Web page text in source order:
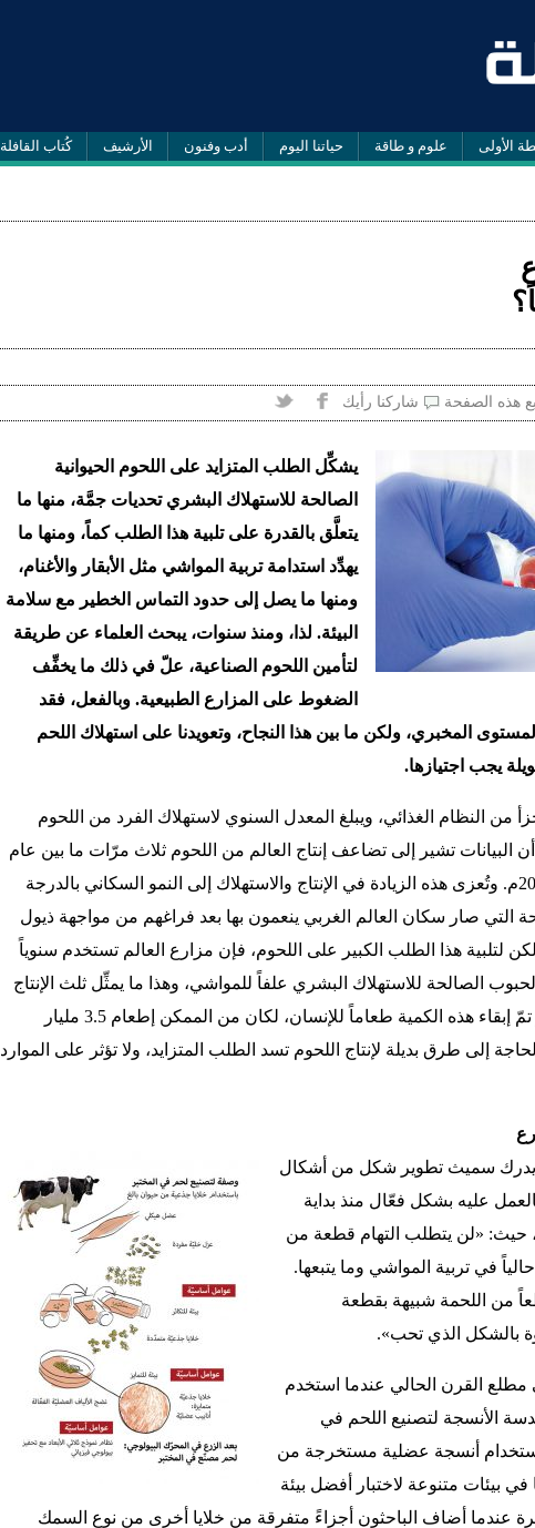
الأولى علوم و طاقة حياتنا اليوم أدب وفنون الأرشيف كُتاب القافلة
هذه الصفحة شاركنا رأيك
يشكِّل الطلب المتزايد على اللحوم الحيوانية
الصالحة للاستهلاك البشري تحديات جمَّة، منها ما
يتعلَّق بالقدرة على تلبية هذا الطلب كماً، ومنها ما
يهدِّد استدامة تربية المواشي مثل الأبقار والأغنام،
ومنها ما يصل إلى حدود التماس الخطير مع سلامة
البيئة. لذا، ومنذ سنوات، يبحث العلماء عن طريقة
لتأمين اللحوم الصناعية، علّ في ذلك ما يخفِّف
الضغوط على المزارع الطبيعية. وبالفعل، فقد
المخبري، ولكن ما بين هذا النجاح، وتعويدنا على استهلاك اللحم
يجب اجتيازها.
من النظام الغذائي، ويبلغ المعدل السنوي لاستهلاك الفرد من اللحوم
كما أن البيانات تشير إلى تضاعف إنتاج العالم من اللحوم ثلاث مرّات ما بين عام
1960م والعام الجاري 2016م. وتُعزى هذه الزيادة في الإنتاج والاستهلاك إلى النمو السكاني بالدرجة
التي صار سكان العالم الغربي ينعمون بها بعد فراغهم من مواجهة ذيول
لتلبية هذا الطلب الكبير على اللحوم، فإن مزارع العالم تستخدم سنوياً
الحبوب الصالحة للاستهلاك البشري علفاً للمواشي، وهذا ما يمثِّل ثلث الإنتاج
العالمي من الحبوب! ولو تمّ إبقاء هذه الكمية طعاماً للإنسان، لكان من الممكن إطعام 3.5 مليار
إلى طرق بديلة لإنتاج اللحوم تسد الطلب المتزايد، ولا تؤثر على الموارد
توقَّع فريدرك سميث تطوير شكل من أشكال
عليه بشكل فعّال منذ بداية
حيث: «لن يتطلب التهام قطعة من
في تربية المواشي وما يتبعها.
من اللحمة شبيهة بقطعة
بالشكل الذي تحب».
مطلع القرن الحالي عندما استخدم
الأنسجة لتصنيع اللحم في
باستخدام أنسجة عضلية مستخرجة من
بيئات متنوعة لاختبار أفضل بيئة
عندما أضاف الباحثون أجزاءً متفرقة من خلايا أخرى من نوع السمك